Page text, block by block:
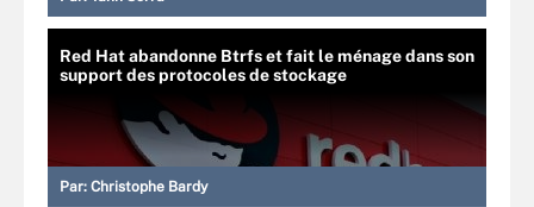
Red Hat abandonne Btrfs et fait le ménage dans son
support des protocoles de stockage
Par: Christophe Bardy